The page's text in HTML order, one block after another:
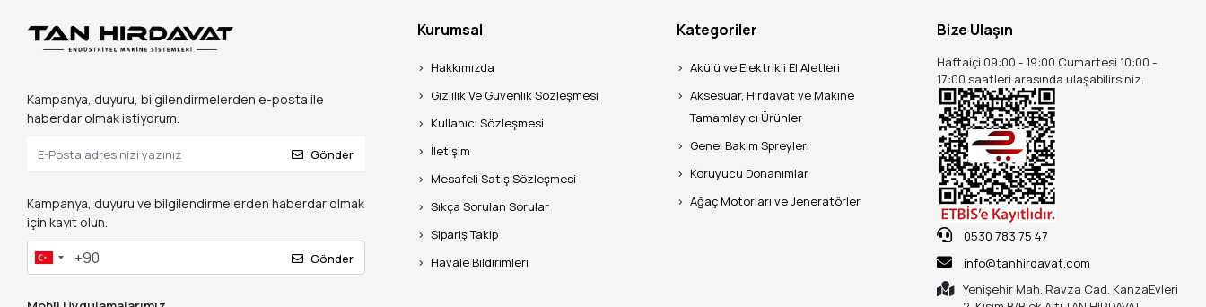
Kampanya, duyuru, bilgilendirmelerden e-posta ile
haberdar olmak istiyorum.
Gönder
Kampanya, duyuru ve bilgilendirmelerden haberdar olmak
için kayıt olun.
Gönder
Kurumsal
Hakkımızda
Gizlilik Ve Güvenlik Sözleşmesi
Kullanıcı Sözleşmesi
İletişim
Mesafeli Satış Sözleşmesi
Sıkça Sorulan Sorular
Sipariş Takip
Havale Bildirimleri
Kategoriler
Akülü ve Elektrikli El Aletleri
Aksesuar, Hırdavat ve Makine
Tamamlayıcı Ürünler
Genel Bakım Spreyleri
Koruyucu Donanımlar
Ağaç Motorları ve Jeneratörler
Bize Ulaşın
Haftaiçi 09:00 - 19:00 Cumartesi 10:00 -
17:00 saatleri arasında ulaşabilirsiniz.
0530 783 75 47
info@tanhirdavat.com
Yenişehir Mah. Ravza Cad. KanzaEvleri